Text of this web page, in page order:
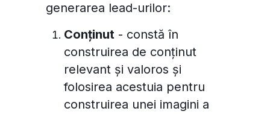
generarea lead-urilor:
Conținut - constă în
construirea de conținut
relevant și valoros și
folosirea acestuia pentru
construirea unei imagini a